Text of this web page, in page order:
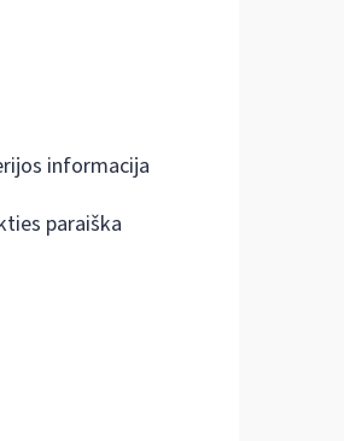
informacija
paraiška